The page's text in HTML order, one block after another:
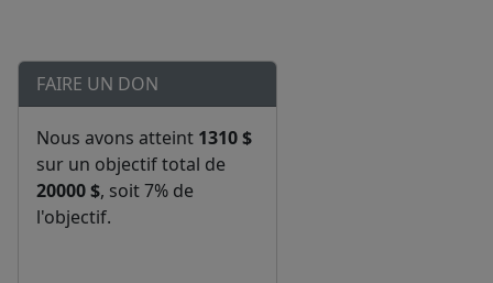
FAIRE UN DON
Nous avons atteint 1310 $
sur un objectif total de
20000 $, soit 7% de
l'objectif.